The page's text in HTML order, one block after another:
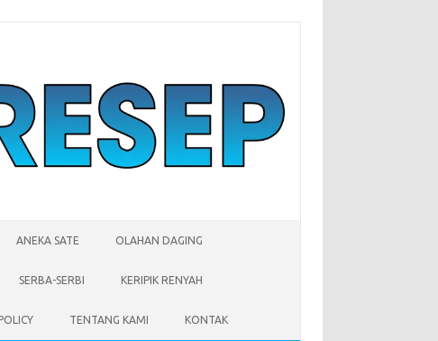
ANEKA SATE OLAHAN DAGING
SERBA-SERBI KERIPIK RENYAH
TENTANG KAMI KONTAK